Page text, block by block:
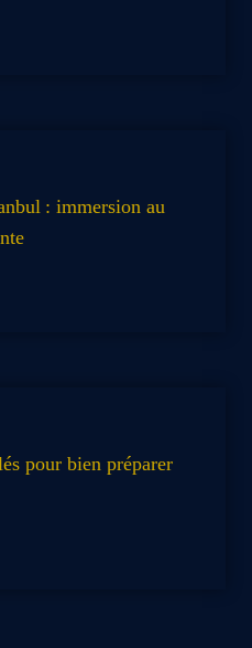
: immersion au
pour bien préparer